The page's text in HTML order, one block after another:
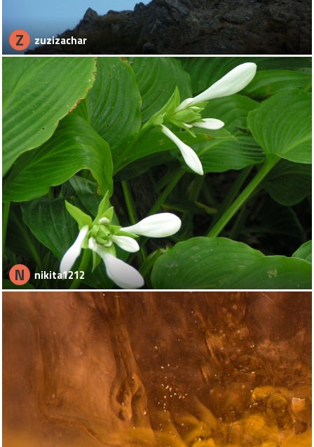
Z zuzizachar
N nikita1212